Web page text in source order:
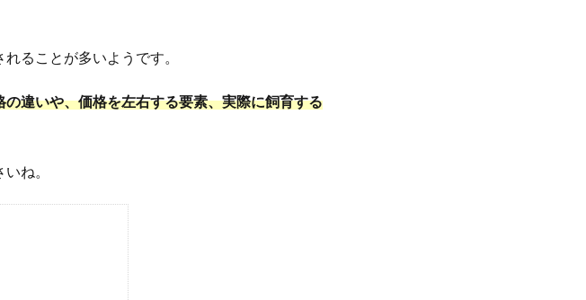
ることが多いようです。
違いや、価格を左右する要素、実際に飼育する
ね。